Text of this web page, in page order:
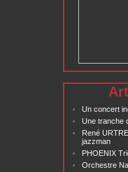
Un concert
Une tranche
René
jazzman
PHOENIX
Orchestre